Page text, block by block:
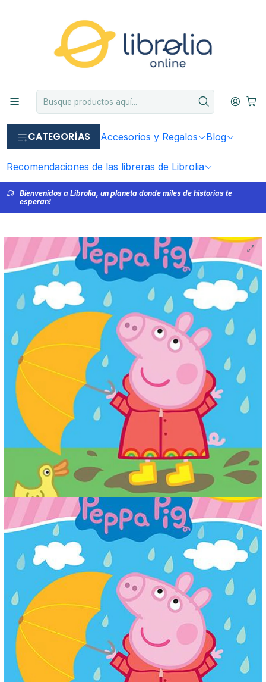
CATEGORÍAS Accesorios y Regalos Blog
Recomendaciones de las libreras de Librolia
Bienvenidos a Librolia, un planeta donde miles de historias te
esperan!